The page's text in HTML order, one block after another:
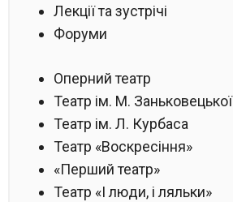
Лекції та зустрічі
Форуми
Оперний театр
Театр ім. М. Заньковецької
Театр ім. Л. Курбаса
Театр «Воскресіння»
«Перший театр»
Театр «І люди, і ляльки»